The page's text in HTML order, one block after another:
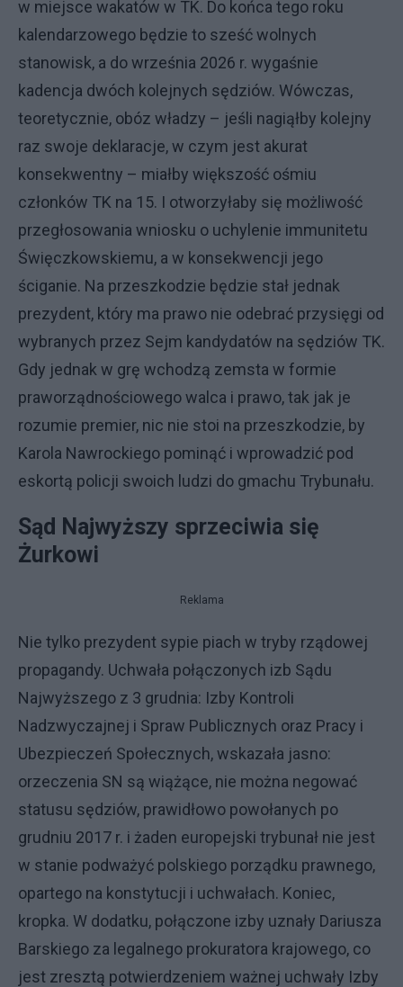
w miejsce wakatów w TK. Do końca tego roku
kalendarzowego będzie to sześć wolnych
stanowisk, a do września 2026 r. wygaśnie
kadencja dwóch kolejnych sędziów. Wówczas,
teoretycznie, obóz władzy – jeśli nagiąłby kolejny
raz swoje deklaracje, w czym jest akurat
konsekwentny – miałby większość ośmiu
członków TK na 15. I otworzyłaby się możliwość
przegłosowania wniosku o uchylenie immunitetu
Święczkowskiemu, a w konsekwencji jego
ściganie. Na przeszkodzie będzie stał jednak
prezydent, który ma prawo nie odebrać przysięgi od
wybranych przez Sejm kandydatów na sędziów TK.
Gdy jednak w grę wchodzą zemsta w formie
praworządnościowego walca i prawo, tak jak je
rozumie premier, nic nie stoi na przeszkodzie, by
Karola Nawrockiego pominąć i wprowadzić pod
eskortą policji swoich ludzi do gmachu Trybunału.
Sąd Najwyższy sprzeciwia się
Żurkowi
Reklama
Nie tylko prezydent sypie piach w tryby rządowej
propagandy. Uchwała połączonych izb Sądu
Najwyższego z 3 grudnia: Izby Kontroli
Nadzwyczajnej i Spraw Publicznych oraz Pracy i
Ubezpieczeń Społecznych, wskazała jasno:
orzeczenia SN są wiążące, nie można negować
statusu sędziów, prawidłowo powołanych po
grudniu 2017 r. i żaden europejski trybunał nie jest
w stanie podważyć polskiego porządku prawnego,
opartego na konstytucji i uchwałach. Koniec,
kropka. W dodatku, połączone izby uznały Dariusza
Barskiego za legalnego prokuratora krajowego, co
jest zresztą potwierdzeniem ważnej uchwały Izby